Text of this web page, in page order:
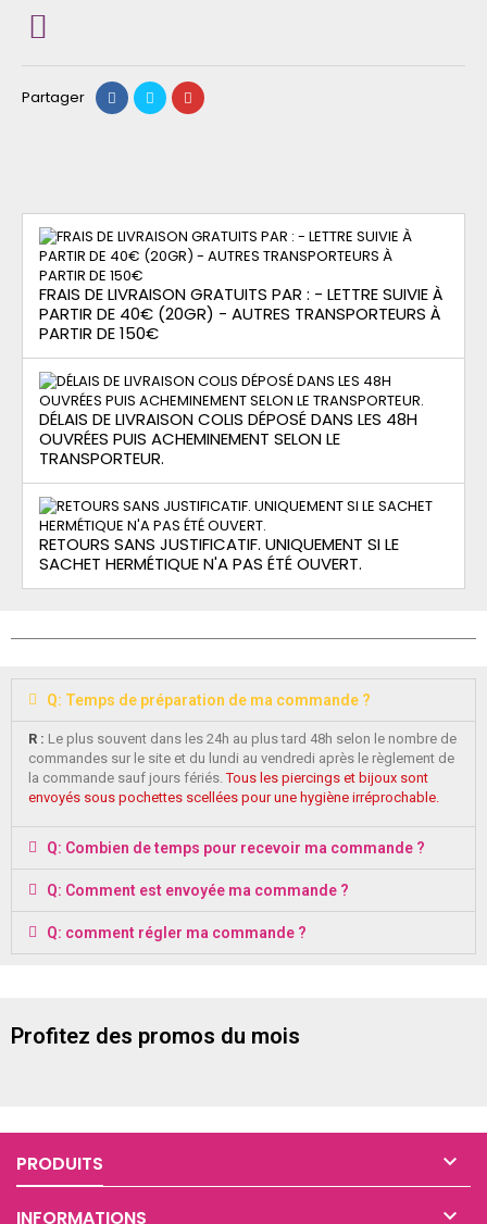
Partager
FRAIS DE LIVRAISON GRATUITS PAR : - LETTRE SUIVIE À
PARTIR DE 40€ (20GR) - AUTRES TRANSPORTEURS À
PARTIR DE 150€
DÉLAIS DE LIVRAISON COLIS DÉPOSÉ DANS LES 48H
OUVRÉES PUIS ACHEMINEMENT SELON LE
TRANSPORTEUR.
RETOURS SANS JUSTIFICATIF. UNIQUEMENT SI LE
SACHET HERMÉTIQUE N'A PAS ÉTÉ OUVERT.
Q: Temps de préparation de ma commande ?
R : Le plus souvent dans les 24h au plus tard 48h selon le nombre de
commandes sur le site et du lundi au vendredi après le règlement de
la commande sauf jours fériés.Tous les piercings et bijoux sont
envoyés sous pochettes scellées pour une hygiène irréprochable.
Q: Combien de temps pour recevoir ma commande ?
Q: Comment est envoyée ma commande ?
Q: comment régler ma commande ?
Profitez des promos du mois
PRODUITS 
INFORMATIONS 